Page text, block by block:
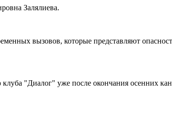
Залялиева.
вызовов, которые представляют
"Диалог" уже после окончания осенних